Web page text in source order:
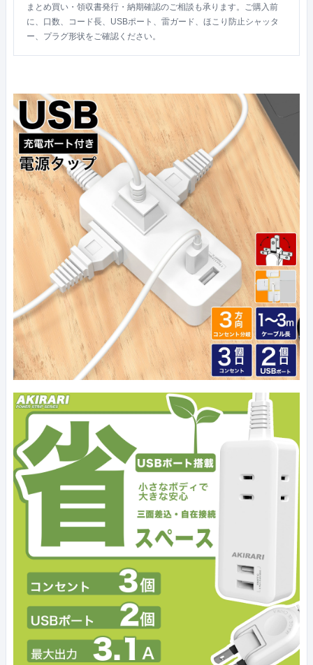
まとめ買い・領収書発行・納期確認のご相談も承ります。ご購入前
に、口数、コード長、USBポート、雷ガード、ほこり防止シャッタ
ー、プラグ形状をご確認ください。